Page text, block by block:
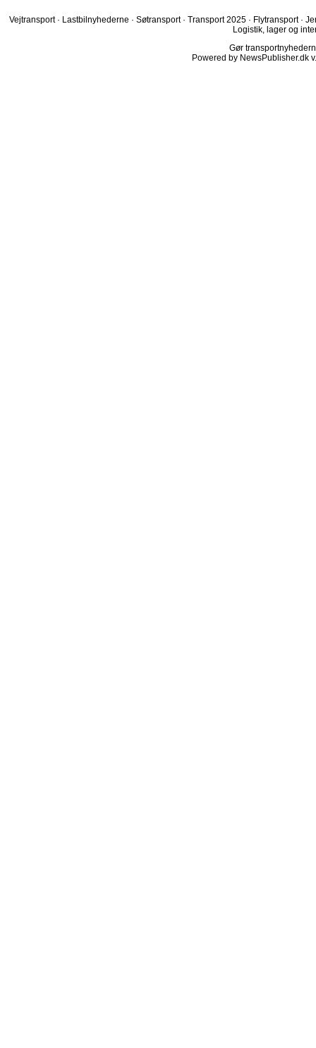
Vejtransport · Lastbilnyhederne · Søtransport · Transport 2025 · Flytransport ·
Logistik, lager og
Gør
Powered by NewsPublisher.dk